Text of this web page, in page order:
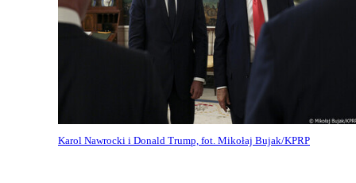
Karol Nawrocki i Donald Trump, fot. Mikołaj Bujak/KPRP